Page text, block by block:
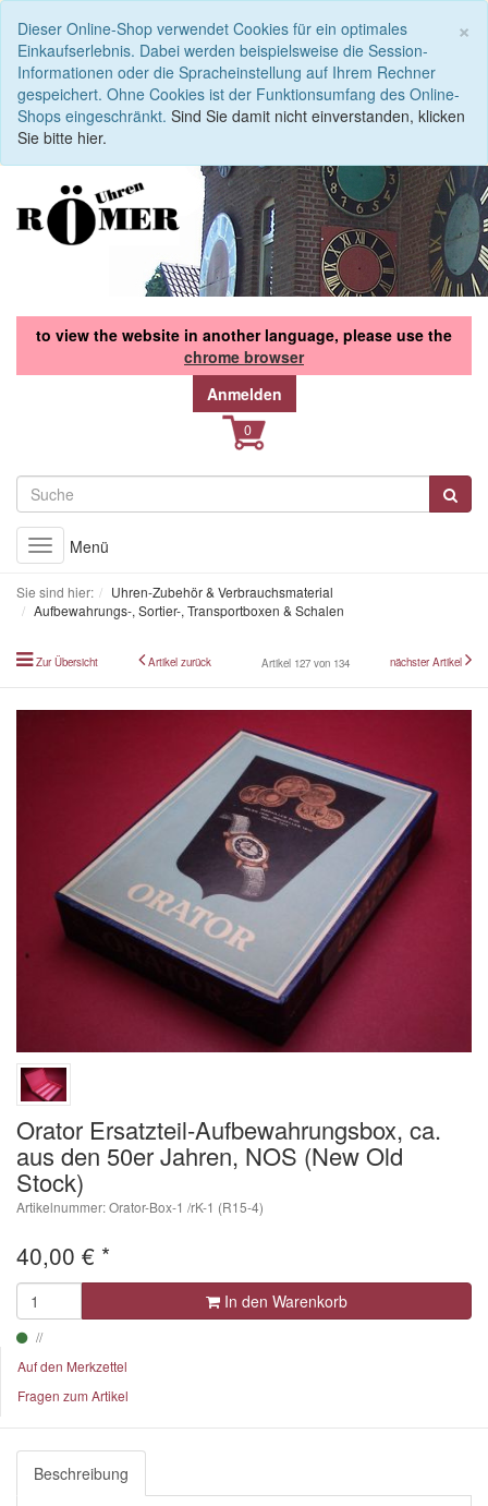
×
Dieser Online-Shop verwendet Cookies für ein optimales
Einkaufserlebnis. Dabei werden beispielsweise die Session-
Informationen oder die Spracheinstellung auf Ihrem Rechner
gespeichert. Ohne Cookies ist der Funktionsumfang des Online-
Shops eingeschränkt. Sind Sie damit nicht einverstanden, klicken
Sie bitte hier.
to view the website in another language, please use the
chrome browser
Anmelden
Toggle
navigation
Menü
Sie sind hier:
Uhren-Zubehör & Verbrauchsmaterial
Aufbewahrungs-, Sortier-, Transportboxen & Schalen
Zur Übersicht Artikel zurück Artikel 127 von 134 nächster Artikel
Orator Ersatzteil-Aufbewahrungsbox, ca.
aus den 50er Jahren, NOS (New Old
Stock)
Artikelnummer: Orator-Box-1 /rK-1 (R15-4)
40,00 € *
In den Warenkorb
Auf den Merkzettel
Fragen zum Artikel
Beschreibung